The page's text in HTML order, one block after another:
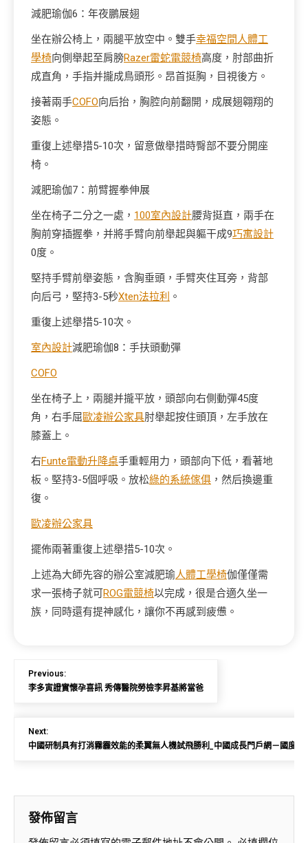
減肥瑜伽6：年夜鵬展翅
坐在辦公椅上，兩腿平放空中。雙手幸福空間人體工
學椅向側舉起至肩膀Razer雷蛇電競椅高度，肘部曲折
成直角，手指并攏成鳥頭形。昂首挺胸，目視後方。
接著兩手COFO向后抬，胸腔向前翻開，成展翅翱翔的
姿態。
重復上述舉措5-10次，留意做舉措時臀部不要分開座
椅。
減肥瑜伽7：前臂握拳伸展
坐在椅子二分之一處， 100室內設計腰背挺直，兩手在
胸前穿插握拳，并將手臂向前舉起與軀干成9巧寓設計
0度。
堅持手臂前舉姿態，含胸垂頭，手臂夾住耳旁，背部
向后弓，堅持3-5秒Xten法拉利 。
重復上述舉措5-10次。
室內設計減肥瑜伽8：手扶頭動彈
COFO
坐在椅子上，兩腿并攏平放，頭部向右側動彈45度
角，右手屈歐凌辦公家具肘舉起按住頭頂，左手放在
膝蓋上。
右Funte電動升降桌手重輕用力，頭部向下低，看著地
板。堅持3-5個呼吸。放松綠的系統傢俱 ，然后換邊重
復。
歐凌辦公家具
擺佈兩著重復上述舉措5-10次。
上述為大師先容的辦公室減肥瑜人體工學椅伽僅僅需
求一張椅子就可ROG電競椅以完成，很是合適久坐一
族，同時還有提神感化，讓你不再感到疲憊。
Previous:
李多寅證實懷孕喜訊 秀傳醫院勞檢李昇基將當爸
Next:
中國研制具有打消霧霾效能的柔翼無人機試飛勝利_中國成長門戶網－國度成
發佈留言